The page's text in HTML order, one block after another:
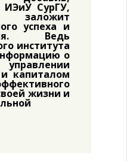
ИЭиУ СурГУ,
заложит
успеха и
Ведь
института
о
капиталом
жизни и